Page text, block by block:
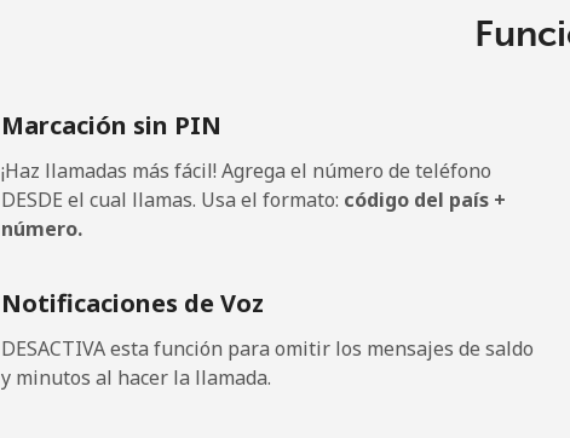
American Samoa
Línea fija ⁦19.5¢⁩
Andorra
Línea fija
Marcación sin PIN
¡Haz llamadas más fácil! Agrega el número de teléfono
DESDE el cual llamas. Usa el formato: código del país +
número.
Notificaciones de Voz
DESACTIVA esta función para omitir los mensajes de saldo
y minutos al hacer la llamada.